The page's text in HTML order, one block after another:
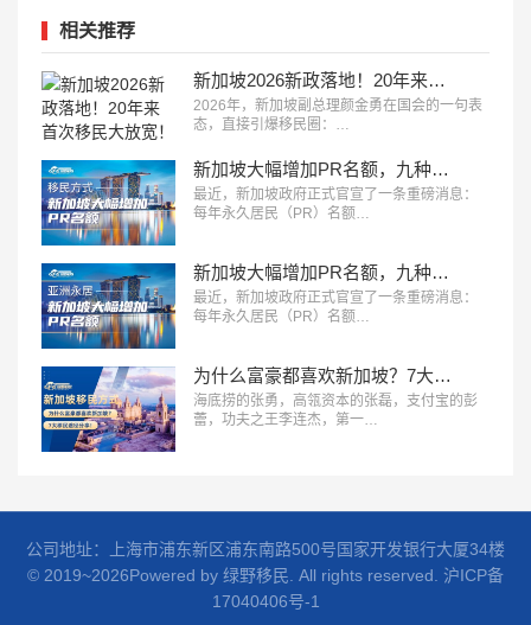
相关推荐
新加坡2026新政落地！20年来首次移民大放宽！
2026年，新加坡副总理颜金勇在国会的一句表
态，直接引爆移民圈：…
新加坡大幅增加PR名额，九种移民方式全解析，看您适合哪种？
最近，新加坡政府正式官宣了一条重磅消息：
每年永久居民（PR）名额…
新加坡大幅增加PR名额，九种移民方式全解析，看您适合哪种？
最近，新加坡政府正式官宣了一条重磅消息：
每年永久居民（PR）名额…
为什么富豪都喜欢新加坡？7大移民途径分享！
海底捞的张勇，高瓴资本的张磊，支付宝的彭
蕾，功夫之王李连杰，第一…
公司地址：上海市浦东新区浦东南路500号国家开发银行大厦34楼
© 2019~2026Powered by 绿野移民. All rights reserved. 沪ICP备
17040406号-1